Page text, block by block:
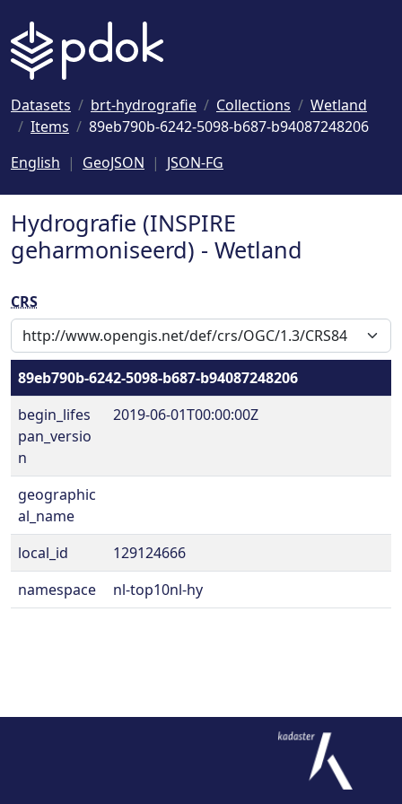
Datasets brt-hydrografie Collections
Wetland
Items
89eb790b-6242-5098-b687-b94087248206
English
GeoJSON JSON-FG
Hydrografie (INSPIRE
geharmoniseerd) - Wetland
CRS
89eb790b-6242-5098-b687-b94087248206
begin_lifes
pan_versio
n
2019-06-01T00:00:00Z
geographic
al_name
local_id
129124666
namespace
nl-top10nl-hy